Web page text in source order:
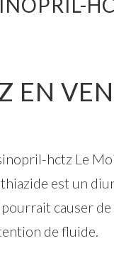
EN
hctz Le
est un
causer
de fluide.